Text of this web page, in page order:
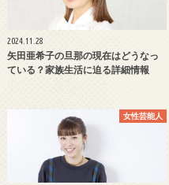
2024.11.28
矢田亜希子の旦那の現在はどうなっ
ている？家族生活に迫る詳細情報
女性芸能人